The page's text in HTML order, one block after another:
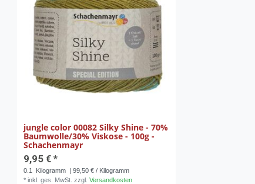
jungle color 00082 Silky Shine - 70%
Baumwolle/30% Viskose - 100g -
Schachenmayr
9,95 € *
0.1 Kilogramm | 99,50 € / Kilogramm
*inkl. ges. MwSt. zzgl.Versandkosten